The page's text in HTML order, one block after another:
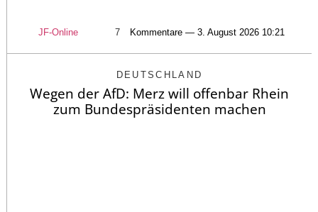
JF-Online 7 Kommentare — 3. August 2026 10:21
DEUTSCHLAND
Wegen der AfD: Merz will offenbar Rhein
zum Bundespräsidenten machen